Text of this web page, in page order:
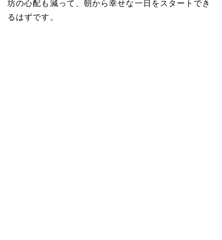
坊の心配も減って、朝から幸せな一日をスタートでき
るはずです。